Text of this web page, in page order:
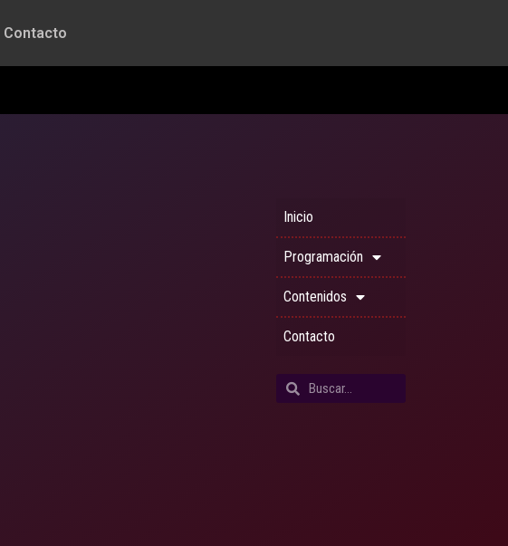
Contacto
Inicio
Programación
Contenidos
Contacto